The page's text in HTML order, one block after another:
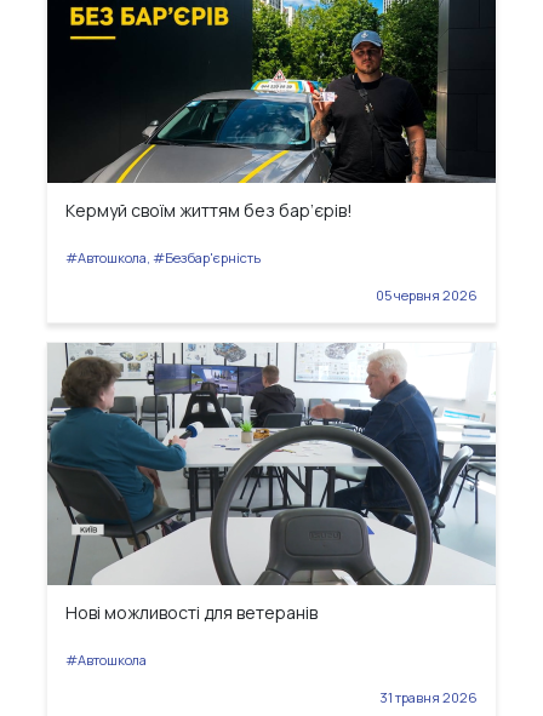
Кермуй своїм життям без бар’єрів!
#Автошкола, #Безбар'єрність
05 червня 2026
Нові можливості для ветеранів
#Автошкола
31 травня 2026